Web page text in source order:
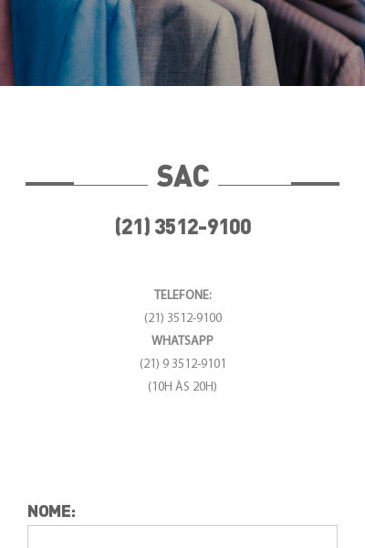
SAC
(21) 3512-9100
TELEFONE:
(21) 3512-9100
WHATSAPP
(21) 9 3512-9101
(10H ÀS 20H)
NOME: